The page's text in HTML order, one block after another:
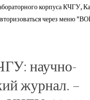
корпуса КЧГУ,
через меню
научно-
журнал. –